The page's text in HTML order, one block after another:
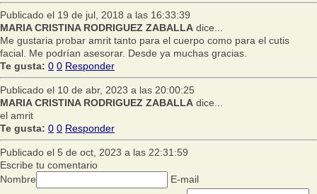
Publicado el 19 de jul, 2018 a las 16:33:39
MARIA CRISTINA RODRIGUEZ ZABALLA dice...
Me gustaria probar amrit tanto para el cuerpo como para el cutis
facial. Me podrían asesorar. Desde ya muchas gracias.
Te gusta: 0 0 Responder
Publicado el 10 de abr, 2023 a las 20:00:25
MARIA CRISTINA RODRIGUEZ ZABALLA dice...
el amrit
Te gusta: 0 0 Responder
Publicado el 5 de oct, 2023 a las 22:31:59
Escribe tu comentario
Nombre
E-mail